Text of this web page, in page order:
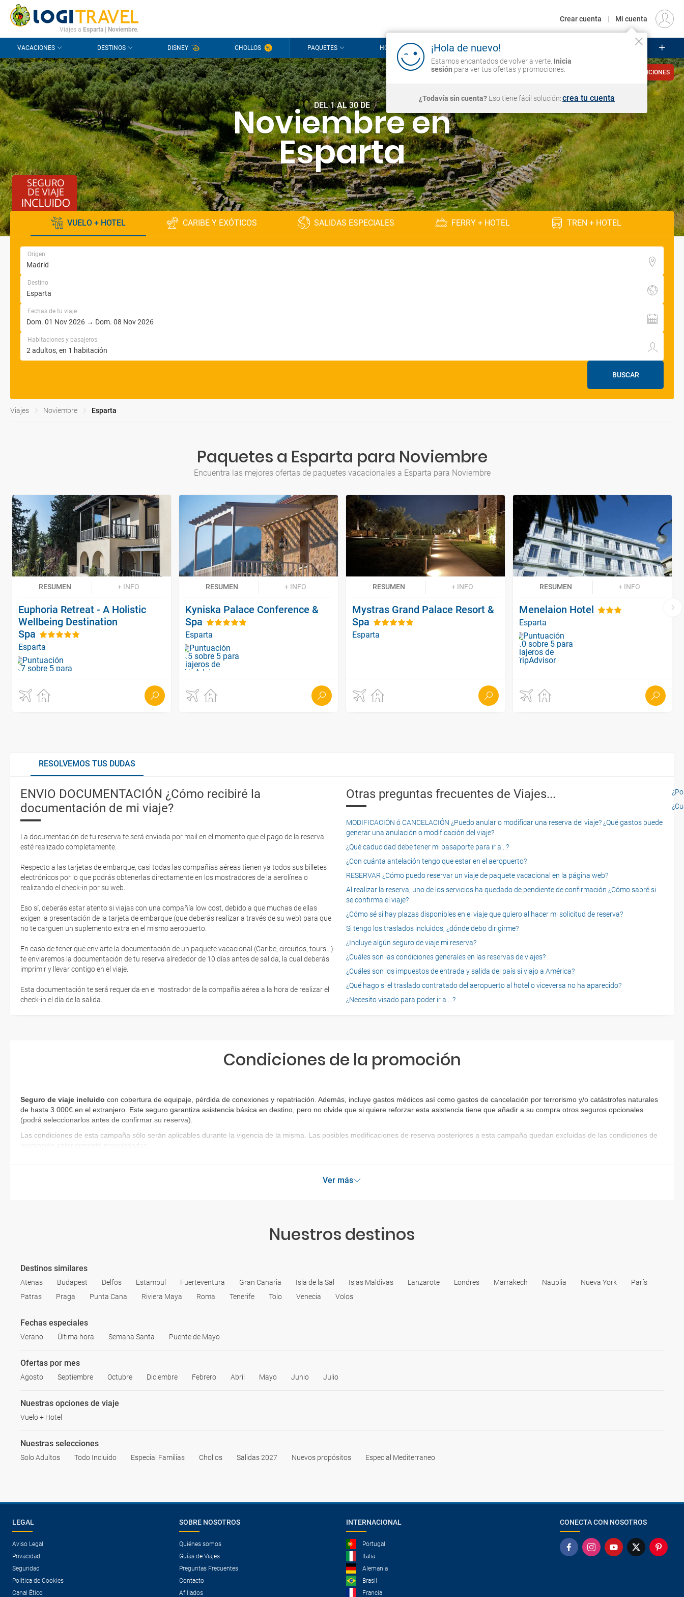
CONTACTO PREGUNTAS FRECUENTES EUR
Viajes a Esparta| Noviembre.
Crear cuenta | Mi cuenta
¡Hola de nuevo!
Estamos encantados de volver a verte. Inicia
sesión para ver tus ofertas y promociones.
¿Todavía sin cuenta? Eso tiene fácil solución:crea tu cuenta
VACACIONES DESTINOS DISNEY CHOLLOS PAQUETES HOTELES CRUCEROS
DEL 1 AL 30 DE
Noviembre en
Esparta
VER CONDICIONES
VUELO + HOTEL CARIBE Y EXÓTICOS SALIDAS ESPECIALES FERRY + HOTEL TREN + HOTEL
Origen
Destino
Fechas de tu viaje
Habitaciones y pasajeros
BUSCAR
Viajes Noviembre Esparta
Paquetes a Esparta para Noviembre
Encuentra las mejores ofertas de paquetes vacacionales a Esparta para Noviembre
RESUMEN + INFO
Euphoria Retreat - A Holistic
Wellbeing Destination
Spa
Esparta
RESUMEN + INFO
Kyniska Palace Conference &
Spa
Esparta
RESUMEN + INFO
Mystras Grand Palace Resort &
Spa
Esparta
RESUMEN + INFO
Menelaion Hotel
Esparta
RESOLVEMOS TUS DUDAS
ENVIO DOCUMENTACIÓN ¿Cómo recibiré la
documentación de mi viaje?
La documentación de tu reserva te será enviada por mail en el momento que el pago de la reserva
esté realizado completamente.
Respecto a las tarjetas de embarque, casi todas las compañías aéreas tienen ya todos sus billetes
electrónicos por lo que podrás obtenerlas directamente en los mostradores de la aerolínea o
realizando el check-in por su web.
Eso sí, deberás estar atento si viajas con una compañía low cost, debido a que muchas de ellas
exigen la presentación de la tarjeta de embarque (que deberás realizar a través de su web) para que
no te carguen un suplemento extra en el mismo aeropuerto.
En caso de tener que enviarte la documentación de un paquete vacacional (Caribe, circuitos, tours...)
te enviaremos la documentación de tu reserva alrededor de 10 días antes de salida, la cual deberás
imprimir y llevar contigo en el viaje.
Esta documentación te será requerida en el mostrador de la compañía aérea a la hora de realizar el
check-in el día de la salida.
Otras preguntas frecuentes de Viajes...
MODIFICACIÓN ó CANCELACIÓN ¿Puedo anular o modificar una reserva del viaje? ¿Qué gastos puede
generar una anulación o modificación del viaje?
¿Qué caducidad debe tener mi pasaporte para ir a...?
¿Con cuánta antelación tengo que estar en el aeropuerto?
RESERVAR ¿Cómo puedo reservar un viaje de paquete vacacional en la página web?
Al realizar la reserva, uno de los servicios ha quedado de pendiente de confirmación ¿Cómo sabré si
se confirma el viaje?
¿Cómo sé si hay plazas disponibles en el viaje que quiero al hacer mi solicitud de reserva?
Si tengo los traslados incluidos, ¿dónde debo dirigirme?
¿Incluye algún seguro de viaje mi reserva?
¿Cuáles son las condiciones generales en las reservas de viajes?
¿Cuáles son los impuestos de entrada y salida del país si viajo a América?
¿Qué hago si el traslado contratado del aeropuerto al hotel o viceversa no ha aparecido?
¿Necesito visado para poder ir a ...?
Condiciones de la promoción
Seguro de viaje incluido con cobertura de equipaje, pérdida de conexiones y repatriación. Además, incluye gastos médicos así como gastos de cancelación por terrorismo y/o catástrofes naturales
de hasta 3.000€ en el extranjero. Este seguro garantiza asistencia básica en destino, pero no olvide que si quiere reforzar esta asistencia tiene que añadir a su compra otros seguros opcionales
(podrá seleccionarlos antes de confirmar su reserva).
Las condiciones de esta campaña sólo serán aplicables durante la vigencia de la misma. Las posibles modificaciones de reserva posteriores a esta campaña quedan excluidas de las condiciones de
promoción anteriormente mencionadas.
Ver más
Nuestros destinos
Destinos similares
Atenas Budapest Delfos Estambul Fuerteventura Gran Canaria Isla de la Sal Islas Maldivas Lanzarote Londres Marrakech Nauplia Nueva York
París
Patras
Praga Punta Cana Riviera Maya Roma Tenerife Tolo Venecia Volos
Fechas especiales
Verano Última hora Semana Santa Puente de Mayo
Ofertas por mes
Agosto Septiembre Octubre Diciembre Febrero Abril Mayo Junio Julio
Nuestras opciones de viaje
Vuelo + Hotel
Nuestras selecciones
Solo Adultos Todo Incluido Especial Familias Chollos Salidas 2027 Nuevos propósitos Especial Mediterraneo
LEGAL
Aviso Legal
Privacidad
Seguridad
Política de Cookies
Canal Ético
SOBRE NOSOTROS
Quiénes somos
Guías de Viajes
Preguntas Frecuentes
Contacto
Afiliados
INTERNACIONAL
Portugal
Italia
Alemania
Brasil
Francia
CONECTA CON NOSOTROS